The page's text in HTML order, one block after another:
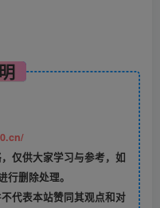
仅供大家学习与参考，如
删除处理。
代表本站赞同其观点和对